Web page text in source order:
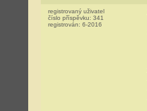
registrovaný uživatel
číslo příspěvku: 341
registrován: 6-2016